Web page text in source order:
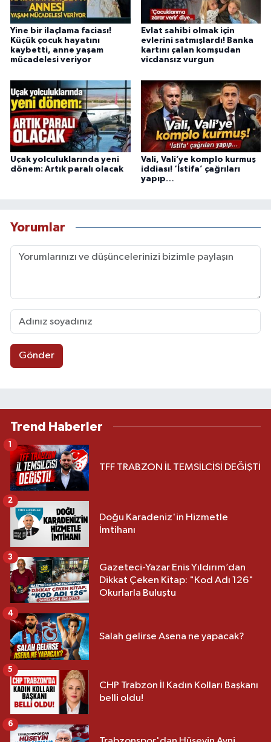
Yine bir ilaçlama faciası!
Küçük çocuk hayatını
kaybetti, anne yaşam
mücadelesi veriyor
Evlat sahibi olmak için
evlerini satmışlardı! Banka
kartını çalan komşudan
vicdansız vurgun
Uçak yolculuklarında yeni
dönem: Artık paralı olacak
Vali, Vali’ye komplo kurmuş
iddiası! ‘İstifa’ çağrıları
yapıp…
Yorumlar
Gönder
Trend Haberler
TFF TRABZON İL TEMSİLCİSİ DEĞİŞTİ
1
Doğu Karadeniz'in Hizmetle
İmtihanı
2
Gazeteci-Yazar Enis Yıldırım’dan
Dikkat Çeken Kitap: "Kod Adı 126"
Okurlarla Buluştu
3
Salah gelirse Asena ne yapacak?
4
CHP Trabzon İl Kadın Kolları Başkanı
belli oldu!
5
6